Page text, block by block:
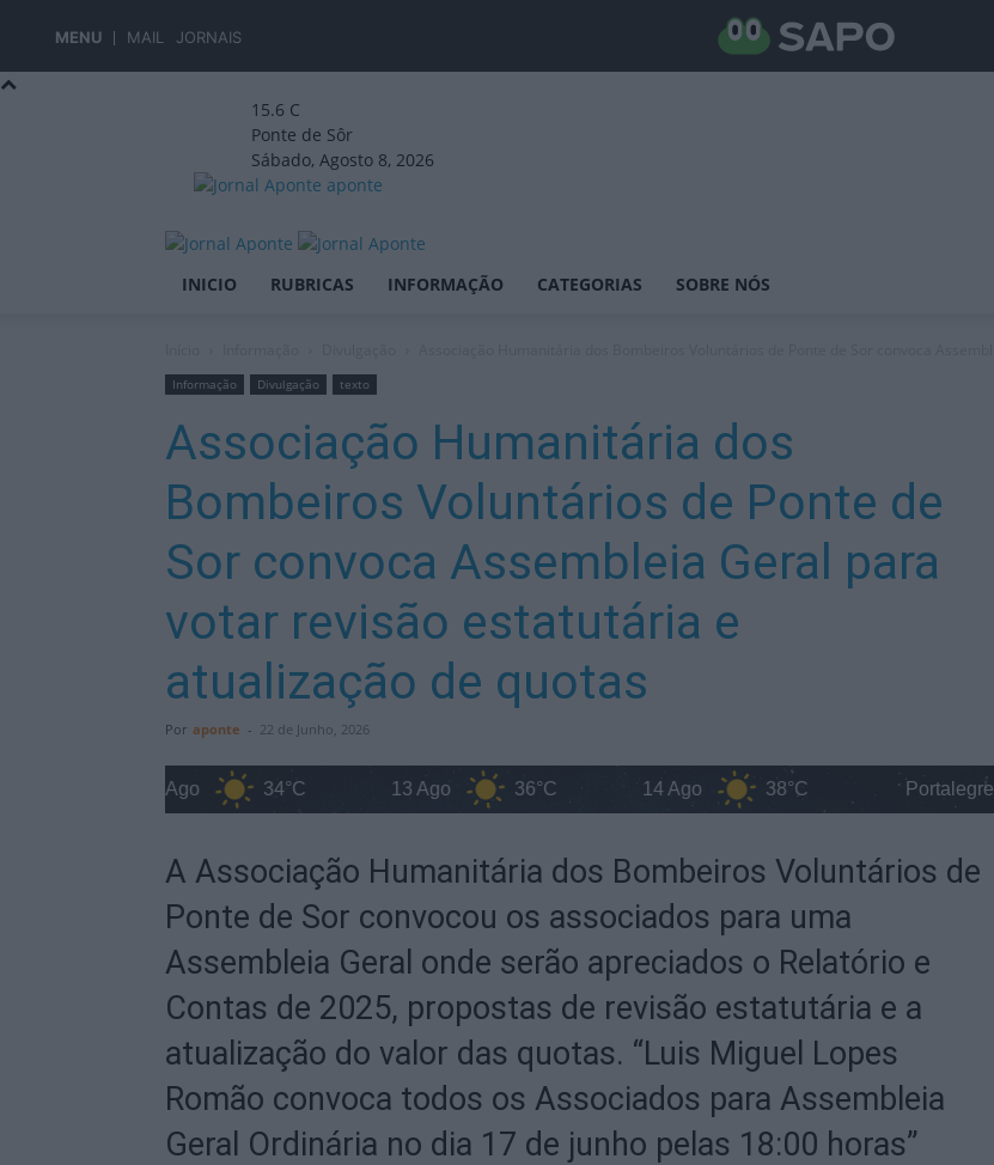
MENU MAIL JORNAIS
15.6 C
Ponte de Sôr
Sábado, Agosto 8, 2026
aponte
INICIO RUBRICAS INFORMAÇÃO CATEGORIAS SOBRE NÓS
Informação Divulgação texto
Associação Humanitária dos
Bombeiros Voluntários de Ponte de
Sor convoca Assembleia Geral para
votar revisão estatutária e
atualização de quotas
Por aponte - 22 de Junho, 2026
34°C 36°C 38°C Portalegre District
A Associação Humanitária dos Bombeiros Voluntários de
Ponte de Sor convocou os associados para uma
Assembleia Geral onde serão apreciados o Relatório e
Contas de 2025, propostas de revisão estatutária e a
atualização do valor das quotas. “Luis Miguel Lopes
Romão convoca todos os Associados para Assembleia
Geral Ordinária no dia 17 de junho pelas 18:00 horas”